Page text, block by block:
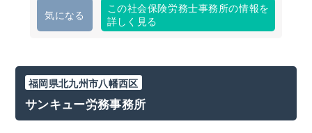
気になる
この社会保険労務士事務所の情報を
詳しく見る
福岡県北九州市八幡西区
サンキュー労務事務所